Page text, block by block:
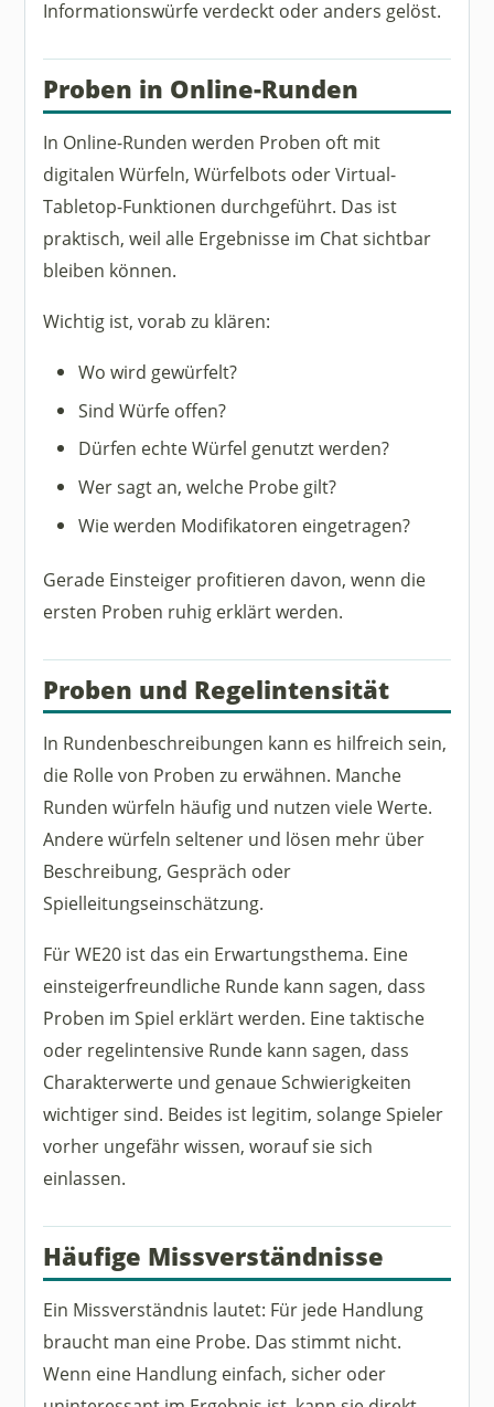
Informationswürfe verdeckt oder anders gelöst.
Proben in Online-Runden
In Online-Runden werden Proben oft mit
digitalen Würfeln, Würfelbots oder Virtual-
Tabletop-Funktionen durchgeführt. Das ist
praktisch, weil alle Ergebnisse im Chat sichtbar
bleiben können.
Wichtig ist, vorab zu klären:
Wo wird gewürfelt?
Sind Würfe offen?
Dürfen echte Würfel genutzt werden?
Wer sagt an, welche Probe gilt?
Wie werden Modifikatoren eingetragen?
Gerade Einsteiger profitieren davon, wenn die
ersten Proben ruhig erklärt werden.
Proben und Regelintensität
In Rundenbeschreibungen kann es hilfreich sein,
die Rolle von Proben zu erwähnen. Manche
Runden würfeln häufig und nutzen viele Werte.
Andere würfeln seltener und lösen mehr über
Beschreibung, Gespräch oder
Spielleitungseinschätzung.
Für WE20 ist das ein Erwartungsthema. Eine
einsteigerfreundliche Runde kann sagen, dass
Proben im Spiel erklärt werden. Eine taktische
oder regelintensive Runde kann sagen, dass
Charakterwerte und genaue Schwierigkeiten
wichtiger sind. Beides ist legitim, solange Spieler
vorher ungefähr wissen, worauf sie sich
einlassen.
Häufige Missverständnisse
Ein Missverständnis lautet: Für jede Handlung
braucht man eine Probe. Das stimmt nicht.
Wenn eine Handlung einfach, sicher oder